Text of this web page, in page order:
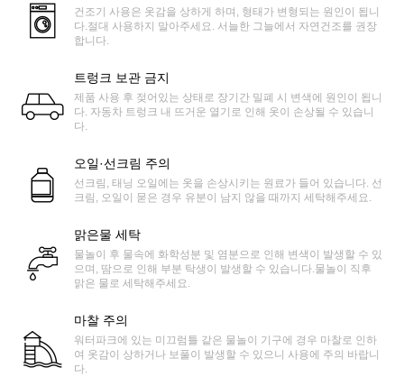
건조기 사용은 옷감을 상하게 하며, 형태가 변형되는 원인이 됩니
다.절대 사용하지 말아주세요. 서늘한 그늘에서 자연건조를 권장
합니다.
트렁크 보관 금지
제품 사용 후 젖어있는 상태로 장기간 밀폐 시 변색에 원인이 됩니
다. 자동차 트렁크 내 뜨거운 열기로 인해 옷이 손상될 수 있습니
다.
오일·선크림 주의
선크림, 태닝 오일에는 옷을 손상시키는 원료가 들어 있습니다. 선
크림, 오일이 묻은 경우 유분이 남지 않을 때까지 세탁해주세요.
맑은물 세탁
물놀이 후 물속에 화학성분 및 염분으로 인해 변색이 발생할 수 있
으며, 땀으로 인해 부분 탁생이 발생할 수 있습니다.물놀이 직후
맑은 물로 세탁해주세요.
마찰 주의
워터파크에 있는 미끄럼틀 같은 물놀이 기구에 경우 마찰로 인하
여 옷감이 상하거나 보풀이 발생할 수 있으니 사용에 주의 바랍니
다.